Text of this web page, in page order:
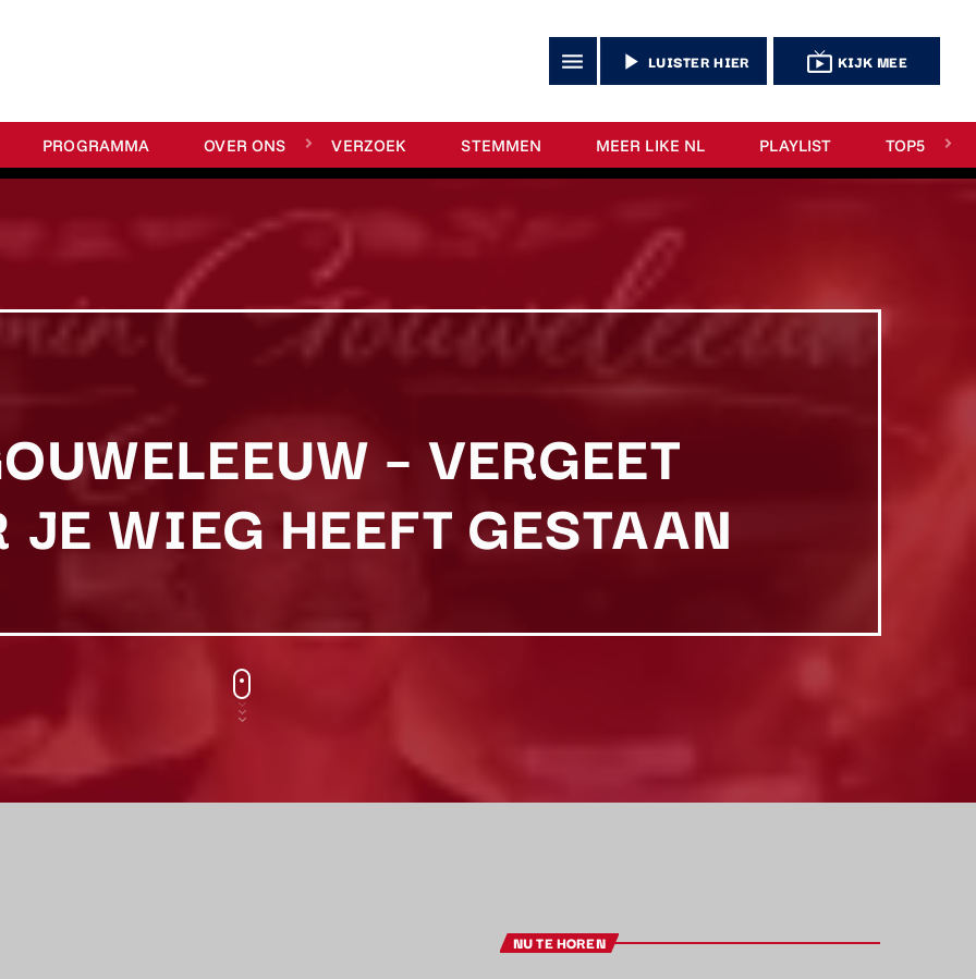
PROGRAMMA OVER ONS VERZOEK STEMMEN MEER LIKE NL PLAYLIST TOP5
menu play_arrow LUISTER HIER live_tv KIJK MEE
– VERGEET
WIEG HEEFT GESTAAN
NU TE HOREN